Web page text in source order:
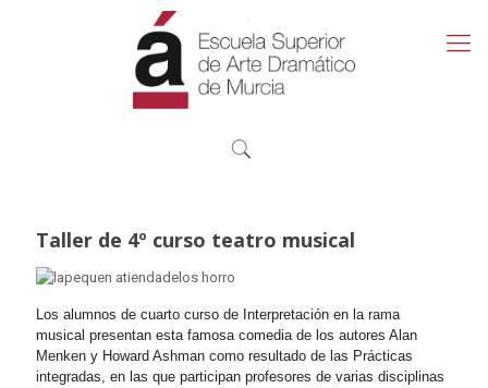
Taller de 4º curso teatro musical
Los alumnos de cuarto curso de Interpretación en la rama
musical presentan esta famosa comedia de los autores Alan
Menken y Howard Ashman como resultado de las Prácticas
integradas, en las que participan profesores de varias disciplinas